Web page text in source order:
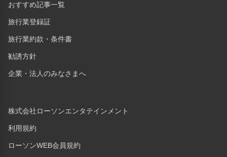
おすすめ記事一覧
旅行業登録証
旅行業約款・条件書
勧誘方針
企業・法人のみなさまへ
株式会社ローソンエンタテインメント
利用規約
ローソンWEB会員規約